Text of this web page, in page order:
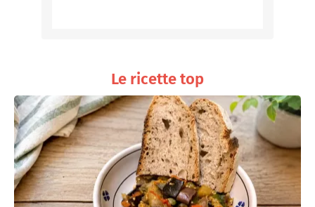
Le ricette top